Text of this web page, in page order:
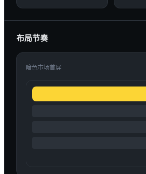
布局节奏
暗色市场首屏